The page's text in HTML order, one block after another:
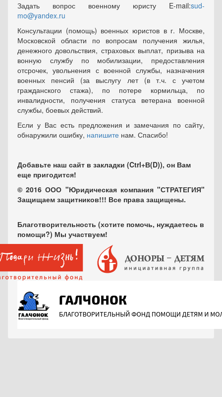
Задать вопрос военному юристу E-mail:sud-
mo@yandex.ru
Консультации (помощь) военных юристов в г. Москве,
Московской области по вопросам получения жилья,
денежного довольствия, страховых выплат, призыва на
вонную службу по мобилизации, предоставления
отсрочек, увольнения с военной службы, назначения
военных пенсий (за выслугу лет (в т.ч. с учетом
гражданского стажа), по потере кормильца, по
инвалидности, получения статуса ветерана военной
службы, боевых действий.
Если у Вас есть предложения и замечания по сайту,
обнаружили ошибку, напишите нам. Спасибо!
Добавьте наш сайт в закладки (Ctrl+В(D)), он Вам
еще пригодится!
© 2016 ООО "Юридическая компания "СТРАТЕГИЯ"
Защищаем защитников!!! Все права защищены.
Благотворительность (хотите помочь, нуждаетесь в
помощи?) Мы участвуем!